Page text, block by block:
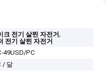
크 전기 살찐 자전거,
전기 살찐 자전거
49USD/PC
/ 달